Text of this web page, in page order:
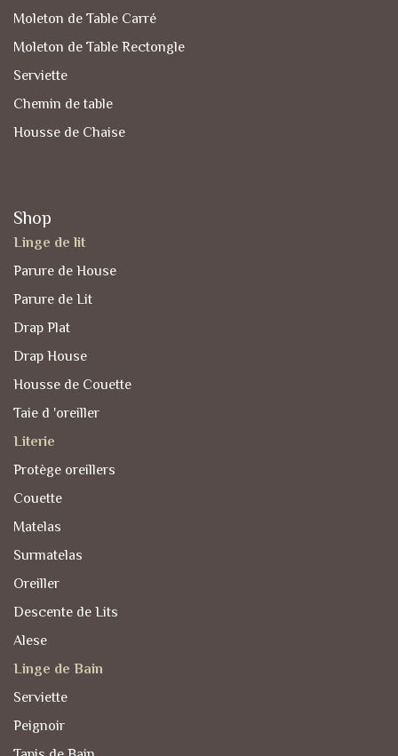
Moleton de Table Carré
Moleton de Table Rectongle
Serviette
Chemin de table
Housse de Chaise
Shop
Linge de lit
Parure de House
Parure de Lit
Drap Plat
Drap House
Housse de Couette
Taie d 'oreiller
Literie
Protège oreillers
Couette
Matelas
Surmatelas
Oreiller
Descente de Lits
Alese
Linge de Bain
Serviette
Peignoir